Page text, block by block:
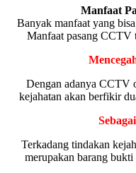
Manfaat
Banyak manfaat yang
Manfaat pasang CCTV
Dengan adanya CCTV
kejahatan akan berfikir
Terkadang tindakan
merupakan barang